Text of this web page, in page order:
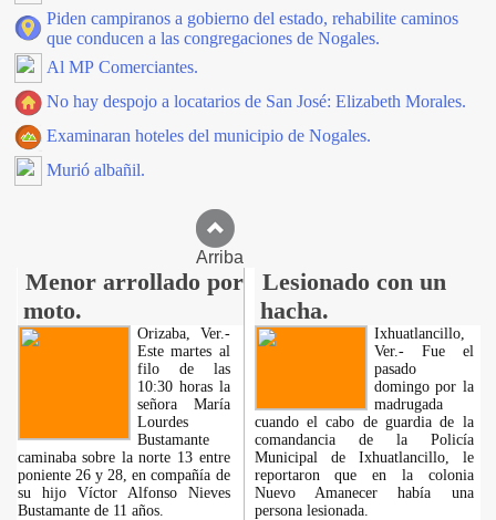
Piden campiranos a gobierno del estado, rehabilite caminos
que conducen a las congregaciones de Nogales.
Al MP Comerciantes.
No hay despojo a locatarios de San José: Elizabeth Morales.
Examinaran hoteles del municipio de Nogales.
Murió albañil.
Arriba
Menor arrollado por
moto.
Lesionado con un
hacha.
Orizaba, Ver.-
Este martes al
filo de las
10:30 horas la
señora María
Lourdes
Bustamante
caminaba sobre la norte 13 entre
poniente 26 y 28, en compañía de
su hijo Víctor Alfonso Nieves
Bustamante de 11 años.
Ixhuatlancillo,
Ver.- Fue el
pasado
domingo por la
madrugada
cuando el cabo de guardia de la
comandancia de la Policía
Municipal de Ixhuatlancillo, le
reportaron que en la colonia
Nuevo Amanecer había una
persona lesionada.